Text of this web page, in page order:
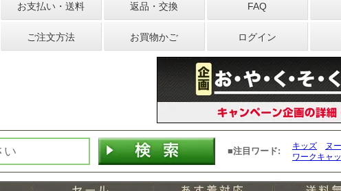
お支払い・送料 返品・交換 FAQ
ご注文方法 お買物かご ログイン
■注目ワード: キッズ ヌ
ワークキャ